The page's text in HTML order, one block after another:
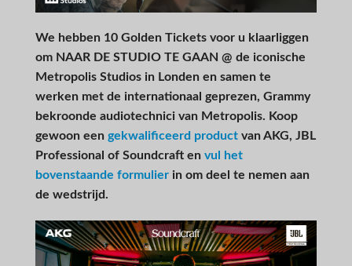
We hebben 10 Golden Tickets voor u klaarliggen
om NAAR DE STUDIO TE GAAN @ de iconische
Metropolis Studios in Londen en samen te
werken met de internationaal geprezen, Grammy
bekroonde audiotechnici van Metropolis. Koop
gewoon een gekwalificeerd productvan AKG, JBL
Professional of Soundcraft en vul het
bovenstaande formulierin om deel te nemen aan
de wedstrijd.